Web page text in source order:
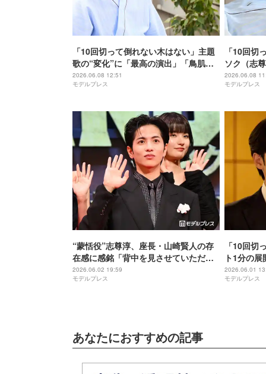
「10回切って倒れない木はない」主題
歌の“変化”に「最高の演出」「鳥肌立
った」と反響相次ぐ
2026.06.08 12:51
モデルプレス
「10回切
ソク（志
「胸が引
い」と悲
2026.06.08
モデルプレス
“蒙恬役”志尊淳、座長・山崎賢人の存
在感に感銘「背中を見させていただき
ました」【キングダム 魂の決戦】
2026.06.02 19:59
モデルプレス
「10回切
ト1分の
（志尊淳
つかない
2026.06.01
モデルプレス
あなたにおすすめの記事